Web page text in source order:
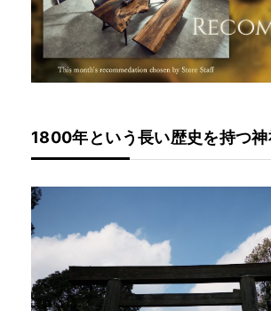
1800年という長い歴史を持つ